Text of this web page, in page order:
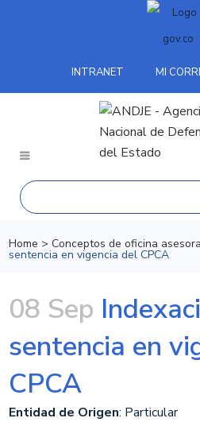
INTRANET MI
Home >Conceptos de oficina
sentencia en vigencia del CPCA
08 Sep
sentencia en
CPCA
Entidad de Origen: Particular